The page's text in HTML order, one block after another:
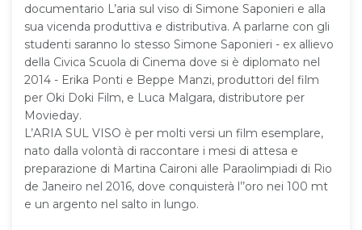
documentario L’aria sul viso di Simone Saponieri e alla
sua vicenda produttiva e distributiva. A parlarne con gli
studenti saranno lo stesso Simone Saponieri - ex allievo
della Civica Scuola di Cinema dove si è diplomato nel
2014 - Erika Ponti e Beppe Manzi, produttori del film
per Oki Doki Film, e Luca Malgara, distributore per
Movieday.
L’ARIA SUL VISO è per molti versi un film esemplare,
nato dalla volontà di raccontare i mesi di attesa e
preparazione di Martina Caironi alle Paraolimpiadi di Rio
de Janeiro nel 2016, dove conquisterà l’’oro nei 100 mt
e un argento nel salto in lungo.